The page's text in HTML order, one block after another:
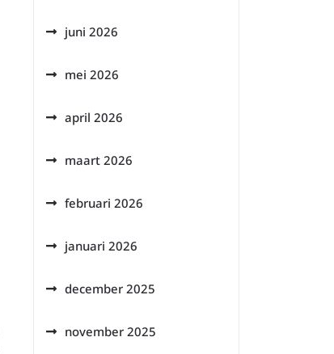
juni 2026
mei 2026
april 2026
maart 2026
februari 2026
januari 2026
december 2025
november 2025